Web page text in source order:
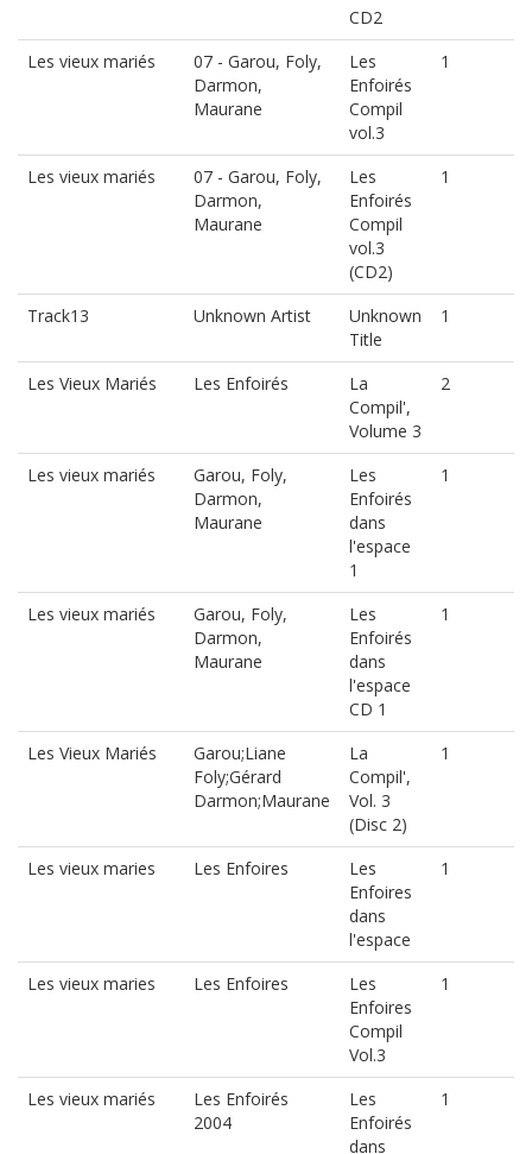
CD2
Les vieux mariés
07 - Garou, Foly,
Darmon,
Maurane
Les
Enfoirés
Compil
vol.3
1
Les vieux mariés
07 - Garou, Foly,
Darmon,
Maurane
Les
Enfoirés
Compil
vol.3
(CD2)
1
Track13 Unknown Artist
Unknown
Title
1
Les Vieux Mariés Les Enfoirés
La
Compil',
Volume 3
2
Les vieux mariés
Garou, Foly,
Darmon,
Maurane
Les
Enfoirés
dans
l'espace
1
1
Les vieux mariés
Garou, Foly,
Darmon,
Maurane
Les
Enfoirés
dans
l'espace
CD 1
1
Les Vieux Mariés
Garou;Liane
Foly;Gérard
Darmon;Maurane
La
Compil',
Vol. 3
(Disc 2)
1
Les vieux maries Les Enfoires
Les
Enfoires
dans
l'espace
1
Les vieux maries Les Enfoires
Les
Enfoires
Compil
Vol.3
1
Les vieux mariés
Les Enfoirés
2004
Les
Enfoirés
dans
1